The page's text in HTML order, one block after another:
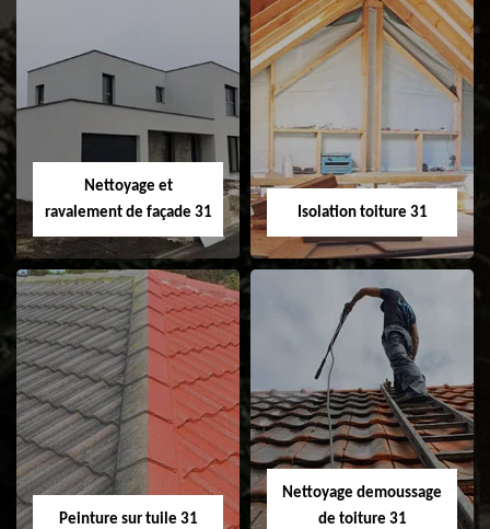
Pose et
changement de
fenêtre de toit et
Velux 31
Nettoyage et pose
Nettoyage et
ravalement de façade 31
Nettoyage et
ravalement de
façade 31
Isolation toiture 31
Isolation toiture 31
Peinture sur tuile 31
Nettoyage demoussage
de toiture 31